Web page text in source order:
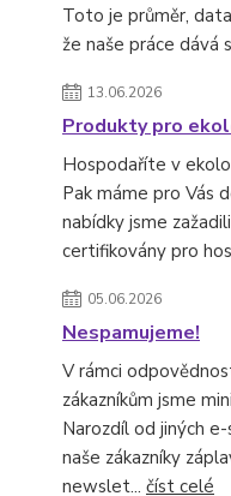
Toto je průměr,
že naše práce dává
13.06.2026
Produkty pro
Hospodaříte v
Pak máme pro Vás
nabídky jsme
certifikovány pro
05.06.2026
Nespamujeme!
V rámci
zákazníkům jsme
Narozdíl od jiných
naše zákazníky
newslet... číst celé